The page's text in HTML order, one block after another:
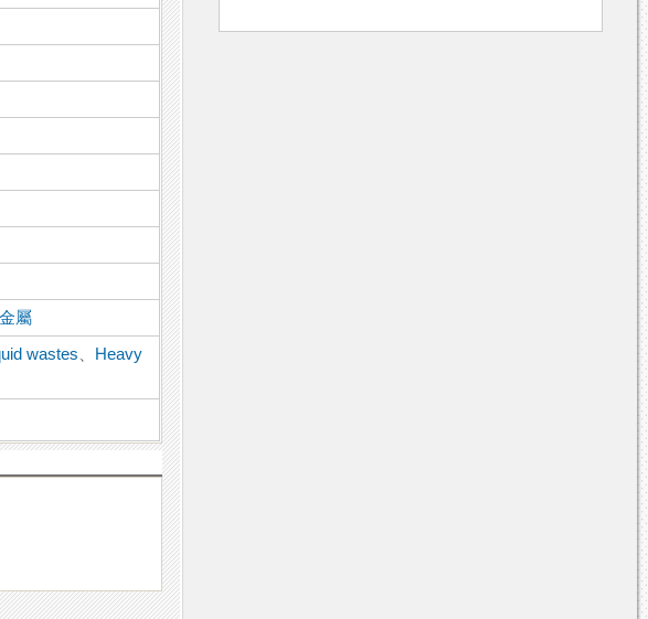
屬
wastes
Heavy